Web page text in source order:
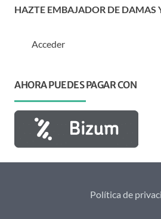
HAZTE EMBAJADOR DE DAMAS
Acceder
AHORA PUEDES PAGAR CON
Política de